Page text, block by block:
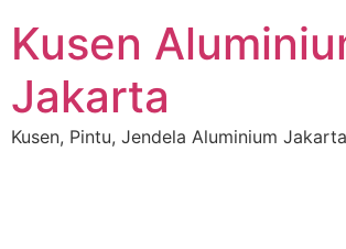
content
Kusen
Jakarta
Kusen, Pintu, Jendela Aluminium Jakarta